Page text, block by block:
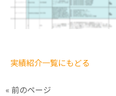
実績紹介一覧にもどる
« 前のページ